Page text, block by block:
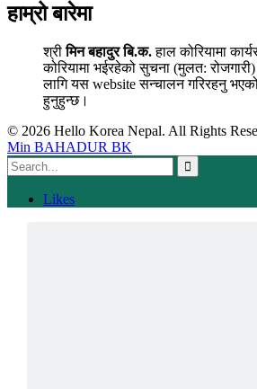
हाम्रो बारेमा
श्रीमिन बहादुर बि.क.हाल कोरियामा
कोरियामा भईरहेको सुचना (मुलत:
लागि यस website सन्चालन गरिरहनु
हुनुहुन्छ।
© 2026 Hello Korea Nepal. All Rights
Min BAHADUR BK
Likes